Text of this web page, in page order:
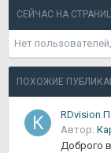
СЕЙЧАС НА
Нет
ПОХОЖИЕ
Автор:
Доброго